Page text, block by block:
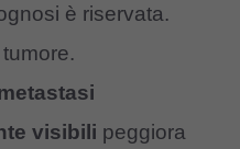
è riservata.
visibili peggiora